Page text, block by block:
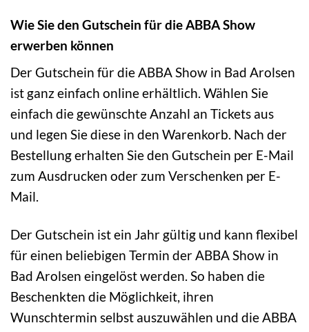
Wie Sie den Gutschein für die ABBA Show
erwerben können
Der Gutschein für die ABBA Show in Bad Arolsen
ist ganz einfach online erhältlich. Wählen Sie
einfach die gewünschte Anzahl an Tickets aus
und legen Sie diese in den Warenkorb. Nach der
Bestellung erhalten Sie den Gutschein per E-Mail
zum Ausdrucken oder zum Verschenken per E-
Mail.
Der Gutschein ist ein Jahr gültig und kann flexibel
für einen beliebigen Termin der ABBA Show in
Bad Arolsen eingelöst werden. So haben die
Beschenkten die Möglichkeit, ihren
Wunschtermin selbst auszuwählen und die ABBA